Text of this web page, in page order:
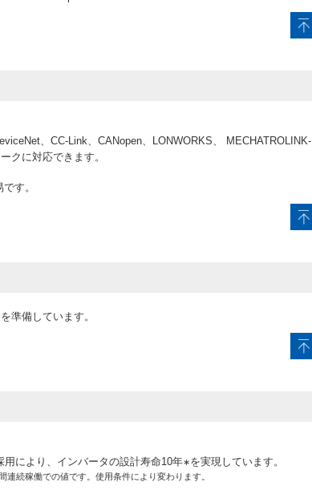
、CC-Link、CANopen、LONWORKS、 MECHATROLINK-
クに対応できます。
す。
準備しています。
により、インバータの設計寿命10年∗を実現しています。
続稼働での値です。使用条件により変わります。